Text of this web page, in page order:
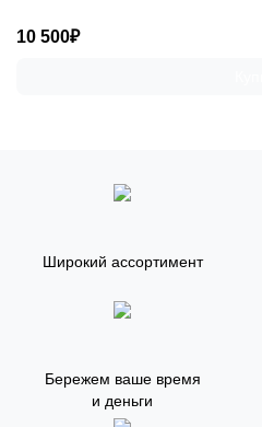
10 500₽
Широкий ассортимент
Бережем ваше время
и деньги